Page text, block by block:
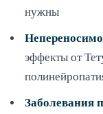
нужны
эффекты от
Заболевания